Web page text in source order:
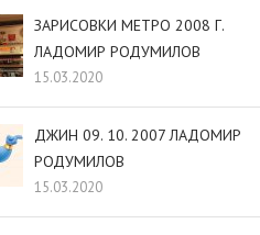
ЗАРИСОВКИ МЕТРО 2008 Г.
ЛАДОМИР РОДУМИЛОВ
15.03.2020
ДЖИН 09. 10. 2007 ЛАДОМИР
РОДУМИЛОВ
15.03.2020